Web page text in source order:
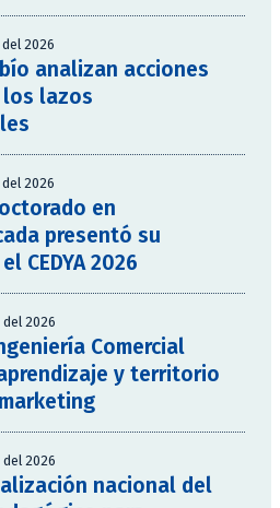
2026
analizan acciones
lazos
2026
en
presentó su
CEDYA 2026
2026
Comercial
y territorio
2026
nacional del